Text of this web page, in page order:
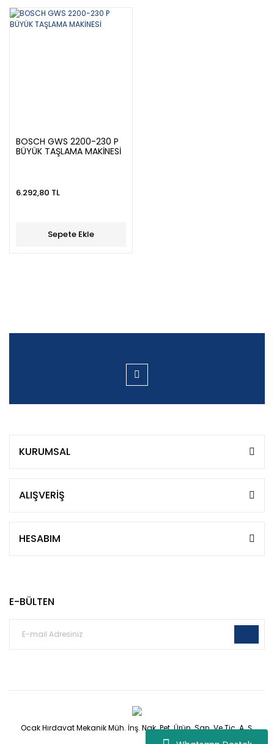
BOSCH GWS 2200-230 P
BÜYÜK TAŞLAMA MAKİNESİ
6.292,80 TL
Sepete Ekle
KURUMSAL
ALIŞVERİŞ
HESABIM
E-BÜLTEN
Ocak Hırdavat Mekanik Müh. İnş. Nak. Pet. Ürün. San. Ve Tic. A. Ş.